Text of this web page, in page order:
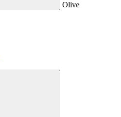
Olive